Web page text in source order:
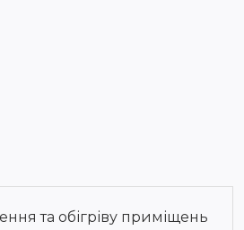
та обігріву приміщень